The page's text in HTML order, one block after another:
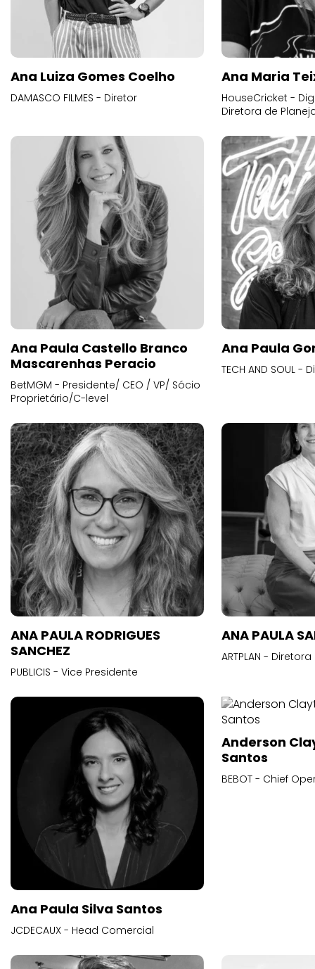
Ana Luiza Gomes Coelho
DAMASCO FILMES - Diretor
Ana Maria
HouseCricket -
Diretora de
Ana Paula Castello Branco
Mascarenhas Peracio
BetMGM - Presidente/ CEO / VP/ Sócio
Proprietário/C-level
Ana Paula
TECH AND SOUL
ANA PAULA RODRIGUES
SANCHEZ
PUBLICIS - Vice Presidente
ANA PAULA
ARTPLAN -
Ana Paula Silva Santos
JCDECAUX - Head Comercial
Anderson
Santos
BEBOT - Chief